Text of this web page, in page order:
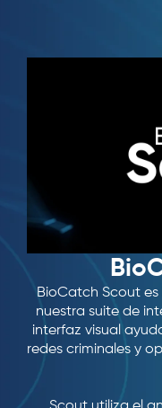
BioCatch Scout
nuestra suite de
interfaz visual
redes criminales y